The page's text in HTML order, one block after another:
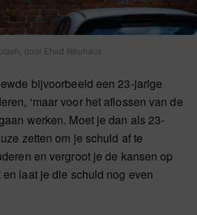
door Ehud Neuhaus
bijvoorbeeld een 23-jarige
‘maar voor het aflossen van de
werken. Moet je dan als 23-
zetten om je schuld af te
en vergroot je de kansen op
laat je die schuld nog even